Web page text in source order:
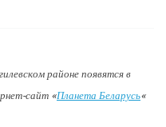
районе появятся в
сайт «Планета Беларусь«